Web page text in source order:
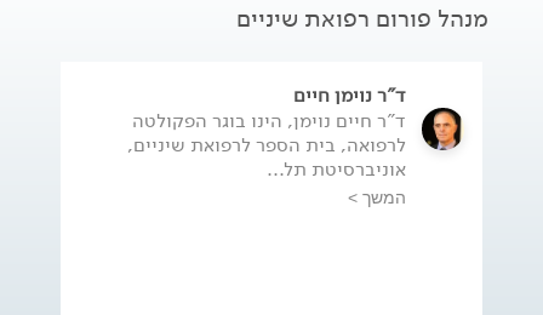
מנהל פורום רפואת שיניים
ד"ר נוימן חיים
ד"ר חיים נוימן, הינו בוגר הפקולטה
לרפואה, בית הספר לרפואת שיניים,
אוניברסיטת תל...
המשך >